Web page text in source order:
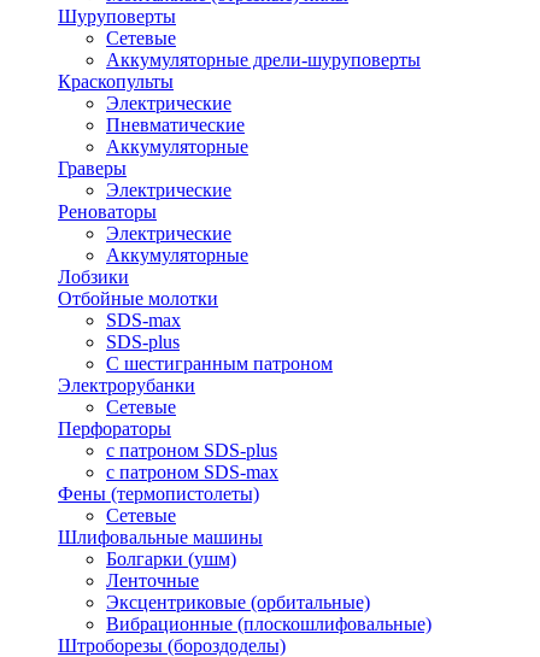
Шуруповерты
Сетевые
Аккумуляторные дрели-шуруповерты
Краскопульты
Электрические
Пневматические
Аккумуляторные
Граверы
Электрические
Реноваторы
Электрические
Аккумуляторные
Лобзики
Отбойные молотки
SDS-max
SDS-plus
С шестигранным патроном
Электрорубанки
Сетевые
Перфораторы
с патроном SDS-plus
с патроном SDS-max
Фены (термопистолеты)
Сетевые
Шлифовальные машины
Болгарки (ушм)
Ленточные
Эксцентриковые (орбитальные)
Вибрационные (плоскошлифовальные)
Штроборезы (бороздоделы)